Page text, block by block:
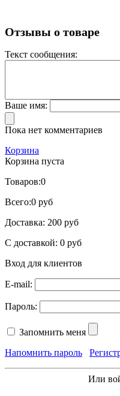
Отзывы о товаре
Текст сообщения:
Ваше имя:
Пока нет комментариев
Корзина
Корзина пуста
Товаров:0
Всего:0 руб
Доставка: 200 руб
С доставкой: 0 руб
Вход для клиентов
E-mail:
Пароль:
Запомнить меня
Напомнить пароль
Или